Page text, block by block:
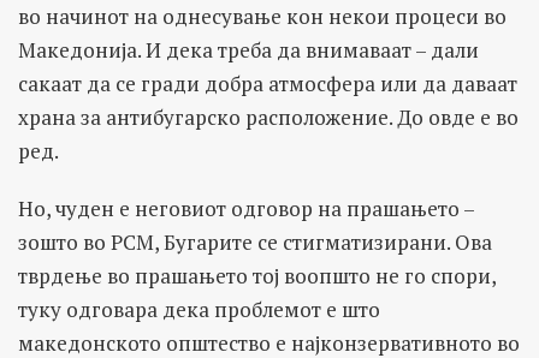
во начинот на однесување кон некои процеси во
Македонија. И дека треба да внимаваат – дали
сакаат да се гради добра атмосфера или да даваат
храна за антибугарско расположение. До овде е во
ред.
Но, чуден е неговиот одговор на прашањето –
зошто во РСМ, Бугарите се стигматизирани. Ова
тврдење во прашањето тој воопшто не го спори,
туку одговара дека проблемот е што
македонското општество е најконзервативното во